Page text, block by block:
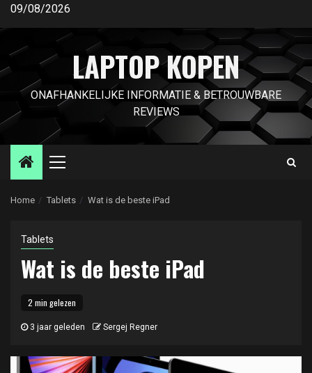
Ga
inhoud
09/08/2026
LAPTOP KOPEN
ONAFHANKELIJKE INFORMATIE & BETROUWBARE
REVIEWS
Primair
Home Tablets Wat is de beste iPad
Tablets
Wat is de beste iPad
2 min gelezen
3 jaar geleden Sergej Regner